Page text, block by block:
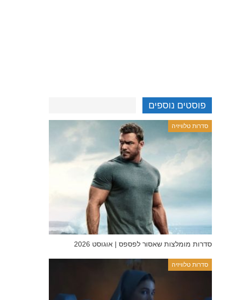
פוסטים נוספים
סדרות טלוויזיה
סדרות מומלצות שאסור לפספס | אוגוסט 2026
סדרות טלוויזיה